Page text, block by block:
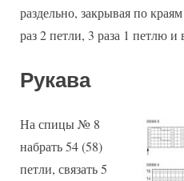
раздельно, закрывая по
раз 2 петли, 3 раза 1 петлю
Рукава
На спицы № 8
набрать 54 (58)
петли, связать 5